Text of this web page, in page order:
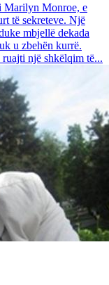
Marilyn Monroe, e
të sekreteve. Një
mbjellë dekada
u zbehën kurrë.
një shkëlqim të...